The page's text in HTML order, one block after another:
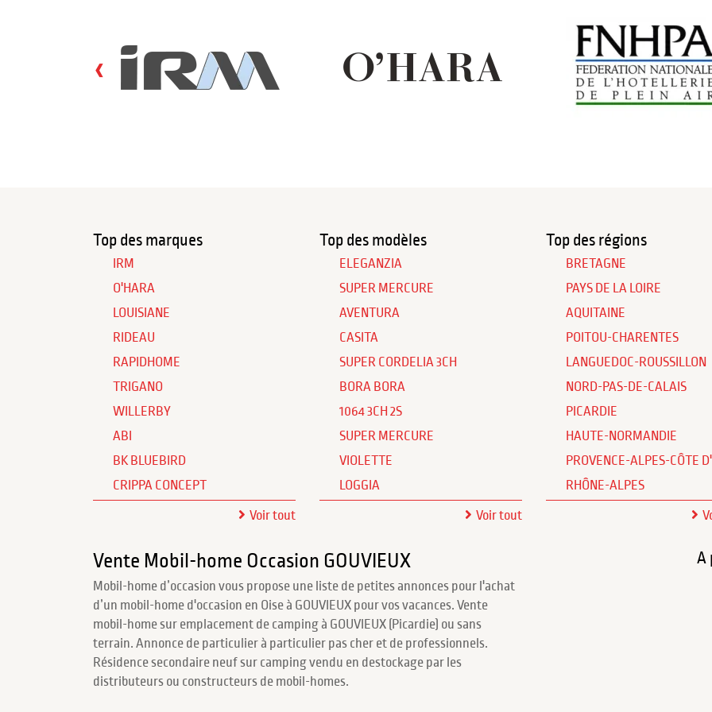
‹
Top des marques
IRM
O'HARA
LOUISIANE
RIDEAU
RAPIDHOME
TRIGANO
WILLERBY
ABI
BK BLUEBIRD
CRIPPA CONCEPT
Voir tout
Top des modèles
ELEGANZIA
SUPER MERCURE
AVENTURA
CASITA
SUPER CORDELIA 3CH
BORA BORA
1064 3CH 2S
SUPER MERCURE
VIOLETTE
LOGGIA
Voir tout
Top des régions
BRETAGNE
PAYS DE LA LOIRE
AQUITAINE
POITOU-CHARENTES
LANGUEDOC-ROUSSILLON
NORD-PAS-DE-CALAIS
PICARDIE
HAUTE-NORMANDIE
PROVENCE-ALPES-CÔTE
RHÔNE-ALPES
Vente Mobil-home Occasion GOUVIEUX
Mobil-home d’occasion vous propose une liste de petites annonces pour l'achat
d’un mobil-home d'occasion en Oise à GOUVIEUX pour vos vacances. Vente
mobil-home sur emplacement de camping à GOUVIEUX (Picardie) ou sans
terrain. Annonce de particulier à particulier pas cher et de professionnels.
Résidence secondaire neuf sur camping vendu en destockage par les
distributeurs ou constructeurs de mobil-homes.
A